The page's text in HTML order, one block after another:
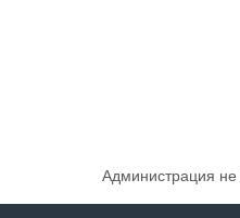
Администрация не